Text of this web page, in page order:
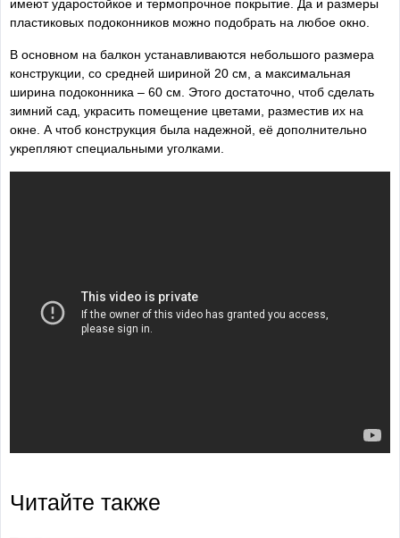
имеют ударостойкое и термопрочное покрытие. Да и размеры
пластиковых подоконников можно подобрать на любое окно.
В основном на балкон устанавливаются небольшого размера
конструкции, со средней шириной 20 см, а максимальная
ширина подоконника – 60 см. Этого достаточно, чтоб сделать
зимний сад, украсить помещение цветами, разместив их на
окне. А чтоб конструкция была надежной, её дополнительно
укрепляют специальными уголками.
Читайте также